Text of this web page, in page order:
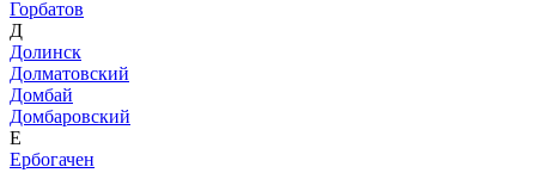
Горбатов
Д
Долинск
Долматовский
Домбай
Домбаровский
Е
Ербогачен